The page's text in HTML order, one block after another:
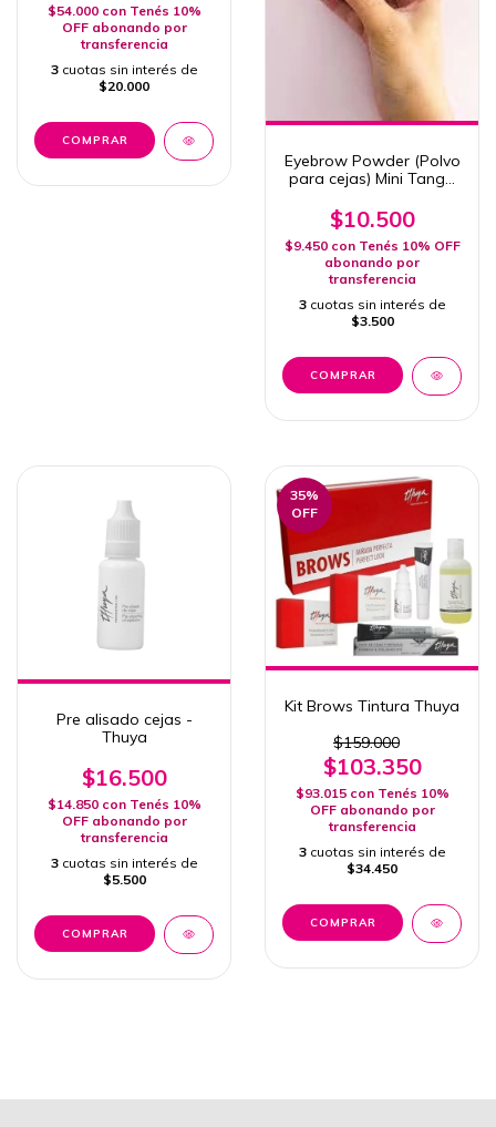
$54.000 con Tenés 10%
OFF abonando por
transferencia
3 cuotas sin interés de
$20.000
Eyebrow Powder (Polvo
para cejas) Mini Tango
$10.500
$9.450 con Tenés 10% OFF
abonando por
transferencia
3 cuotas sin interés de
$3.500
COMPRAR
Pre alisado cejas -
Thuya
$16.500
$14.850 con Tenés 10%
OFF abonando por
transferencia
3 cuotas sin interés de
$5.500
35%
OFF
Kit Brows Tintura Thuya
$159.000
$103.350
$93.015 con Tenés 10%
OFF abonando por
transferencia
3 cuotas sin interés de
$34.450